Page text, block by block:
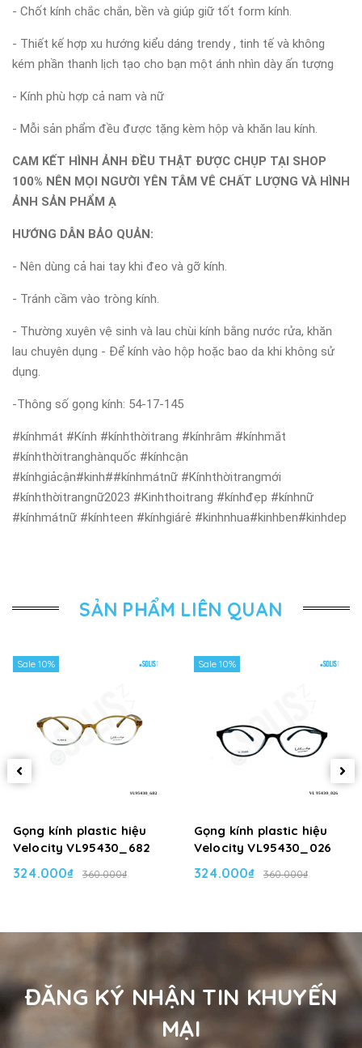
- Chốt kính chắc chắn, bền và giúp giữ tốt form kính.
- Thiết kế hợp xu hướng kiểu dáng trendy , tinh tế và không
kém phần thanh lịch tạo cho bạn một ánh nhìn dày ấn tượng
- Kính phù hợp cả nam và nữ
- Mỗi sản phẩm đều được tặng kèm hộp và khăn lau kính.
CAM KẾT HÌNH ẢNH ĐỀU THẬT ĐƯỢC CHỤP TẠI SHOP
100% NÊN MỌI NGƯỜI YÊN TÂM VÊ CHẤT LƯỢNG VÀ HÌNH
ẢNH SẢN PHẨM Ạ
HƯỚNG DẪN BẢO QUẢN:
- Nên dùng cả hai tay khi đeo và gỡ kính.
- Tránh cầm vào tròng kính.
- Thường xuyên vệ sinh và lau chùi kính bằng nước rửa, khăn
lau chuyên dụng - Để kính vào hộp hoặc bao da khi không sử
dụng.
-Thông số gọng kính: 54-17-145
#kínhmát #Kính #kínhthờitrang #kínhrâm #kínhmắt
#kínhthờitranghànquốc #kínhcận
#kínhgiảcận#kinh##kínhmátnữ #Kínhthờitrangmới
#kínhthờitrangnữ2023 #Kinhthoitrang #kínhđẹp #kínhnữ
#kínhmátnữ #kínhteen #kínhgiárẻ #kinhnhua#kinhben#kinhdep
SẢN PHẨM LIÊN QUAN
Sale 10%
Gọng kính plastic hiệu
Velocity VL95430_682
324.000₫ 360.000₫
Sale 10%
Gọng kính plastic hiệu
Velocity VL95430_026
324.000₫ 360.000₫
ĐĂNG KÝ NHẬN TIN KHUYẾN
MẠI